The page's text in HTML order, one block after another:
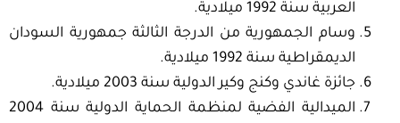
العربية سنة 1992 ميلادية.
وسام الجمهورية من الدرجة الثالثة جمهورية السودان
الديمقراطية سنة 1992 ميلادية.
جائزة غاندي وكنج وكير الدولية سنة 2003 ميلادية.
الميدالية الفضية لمنظمة الحماية الدولية سنة 2004